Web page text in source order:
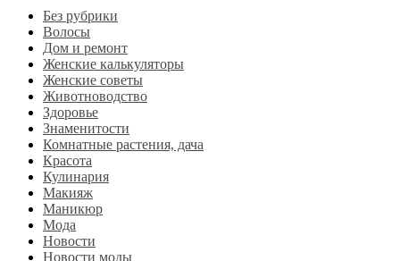
Без рубрики
Волосы
Дом и ремонт
Женские калькуляторы
Женские советы
Животноводство
Здоровье
Знаменитости
Комнатные растения, дача
Красота
Кулинария
Макияж
Маникюр
Мода
Новости
Новости моды